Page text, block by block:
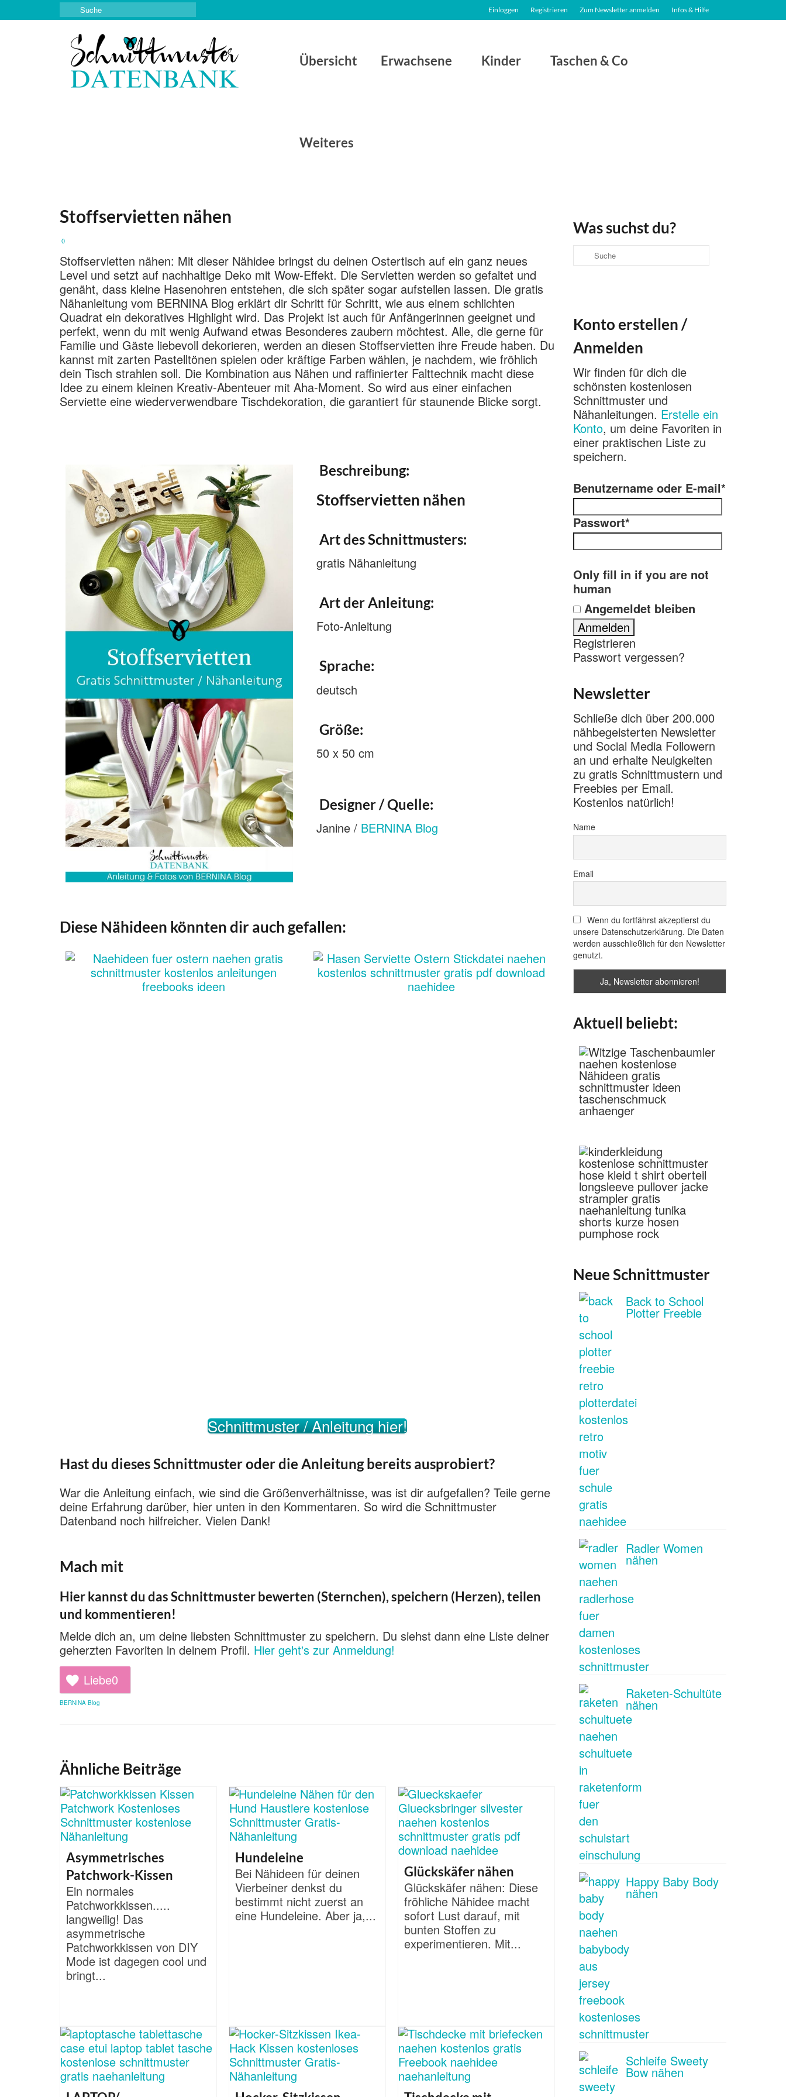
Einloggen Registrieren Zum Newsletter anmelden Infos & Hilfe
Suche
nach:
Übersicht Erwachsene Kinder Taschen & Co
Weiteres
Stoffservietten nähen
0
Stoffservietten nähen: Mit dieser Nähidee bringst du deinen Ostertisch auf ein ganz neues
Level und setzt auf nachhaltige Deko mit Wow-Effekt. Die Servietten werden so gefaltet und
genäht, dass kleine Hasenohren entstehen, die sich später sogar aufstellen lassen. Die gratis
Nähanleitung vom BERNINA Blog erklärt dir Schritt für Schritt, wie aus einem schlichten
Quadrat ein dekoratives Highlight wird. Das Projekt ist auch für Anfängerinnen geeignet und
perfekt, wenn du mit wenig Aufwand etwas Besonderes zaubern möchtest. Alle, die gerne für
Familie und Gäste liebevoll dekorieren, werden an diesen Stoffservietten ihre Freude haben. Du
kannst mit zarten Pastelltönen spielen oder kräftige Farben wählen, je nachdem, wie fröhlich
dein Tisch strahlen soll. Die Kombination aus Nähen und raffinierter Falttechnik macht diese
Idee zu einem kleinen Kreativ-Abenteuer mit Aha-Moment. So wird aus einer einfachen
Serviette eine wiederverwendbare Tischdekoration, die garantiert für staunende Blicke sorgt.
Beschreibung:
Stoffservietten nähen
Art des Schnittmusters:
gratis Nähanleitung
Art der Anleitung:
Foto-Anleitung
Sprache:
deutsch
Größe:
50 x 50 cm
Designer / Quelle:
Janine / BERNINA Blog
Diese Nähideen könnten dir auch gefallen:
Schnittmuster / Anleitung hier!
Hast du dieses Schnittmuster oder die Anleitung bereits ausprobiert?
War die Anleitung einfach, wie sind die Größenverhältnisse, was ist dir aufgefallen? Teile gerne
deine Erfahrung darüber, hier unten in den Kommentaren. So wird die Schnittmuster
Datenband noch hilfreicher. Vielen Dank!
Mach mit
Hier kannst du das Schnittmuster bewerten (Sternchen), speichern (Herzen), teilen
und kommentieren!
Melde dich an, um deine liebsten Schnittmuster zu speichern. Du siehst dann eine Liste deiner
geherzten Favoriten in deinem Profil. Hier geht's zur Anmeldung!
Liebe0
BERNINA Blog
Ähnliche Beiträge
Asymmetrisches
Patchwork-Kissen
Ein normales
Patchworkkissen.....
langweilig! Das
asymmetrische
Patchworkkissen von DIY
Mode ist dagegen cool und
bringt...
Hundeleine
Bei Nähideen für deinen
Vierbeiner denkst du
bestimmt nicht zuerst an
eine Hundeleine. Aber ja,...
Glückskäfer nähen
Glückskäfer nähen: Diese
fröhliche Nähidee macht
sofort Lust darauf, mit
bunten Stoffen zu
experimentieren. Mit...
Was suchst du?
Suche
nach:
Konto erstellen /
Anmelden
Wir finden für dich die
schönsten kostenlosen
Schnittmuster und
Nähanleitungen. Erstelle ein
Konto, um deine Favoriten in
einer praktischen Liste zu
speichern.
Benutzername oder E-mail*
Passwort*
Only fill in if you are not
human
Angemeldet bleiben
Registrieren
Passwort vergessen?
Newsletter
Schließe dich über 200.000
nähbegeisterten Newsletter
und Social Media Followern
an und erhalte Neuigkeiten
zu gratis Schnittmustern und
Freebies per Email.
Kostenlos natürlich!
Name
Email
Wenn du fortfährst akzeptierst du
unsere Datenschutzerklärung. Die Daten
werden ausschließlich für den Newsletter
genutzt.
Aktuell beliebt:
Neue Schnittmuster
Back to School
Plotter Freebie
Radler Women
nähen
Raketen-Schultüte
nähen
Happy Baby Body
nähen
Schleife Sweety
Bow nähen